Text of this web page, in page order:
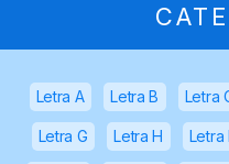
Letra A Letra B Letra
Letra G Letra H Letra I